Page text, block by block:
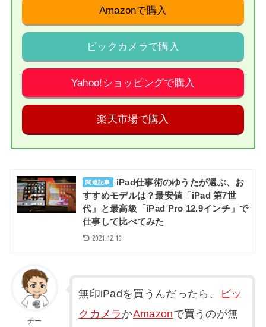
Amazonで購入
ビックカメラで購入
Yahoo!ショッピングで購入
楽天市場で購入
関連記事
iPad仕事術のゆうたが選ぶ、お
すすめモデルは？最安値「iPad 第7世
代」と最高級「iPad Pro 12.9インチ」で
仕事して比べてみた
2021.12.10
チー
無印iPadを買うんだったら、
ビッ
クカメラ かAmazonで買うのが無